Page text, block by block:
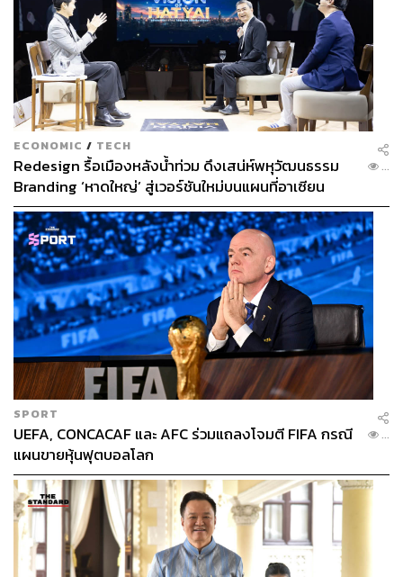
ECONOMIC / TECH
Redesign รื้อเมืองหลังน้ำท่วม ดึงเสน่ห์พหุวัฒนธรรม
Branding ‘หาดใหญ่’ สู่เวอร์ชันใหม่บนแผนที่อาเซียน
...
SPORT
UEFA, CONCACAF และ AFC ร่วมแถลงโจมตี FIFA กรณี
แผนขายหุ้นฟุตบอลโลก
...